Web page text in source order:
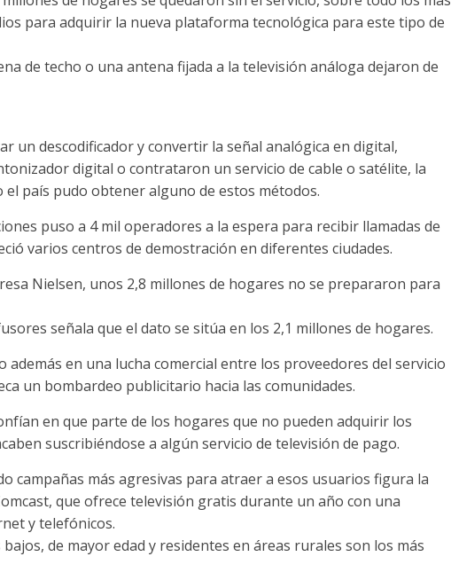
para adquirir la nueva plataforma tecnológica para este tipo de
de techo o una antena fijada a la televisión análoga dejaron de
un descodificador y convertir la señal analógica en digital,
digital o contrataron un servicio de cable o satélite, la
país pudo obtener alguno de estos métodos.
puso a 4 mil operadores a la espera para recibir llamadas de
varios centros de demostración en diferentes ciudades.
Nielsen, unos 2,8 millones de hogares no se prepararon para
señala que el dato se sitúa en los 2,1 millones de hogares.
además en una lucha comercial entre los proveedores del servicio
un bombardeo publicitario hacia las comunidades.
en que parte de los hogares que no pueden adquirir los
suscribiéndose a algún servicio de televisión de pago.
campañas más agresivas para atraer a esos usuarios figura la
que ofrece televisión gratis durante un año con una
y telefónicos.
de mayor edad y residentes en áreas rurales son los más